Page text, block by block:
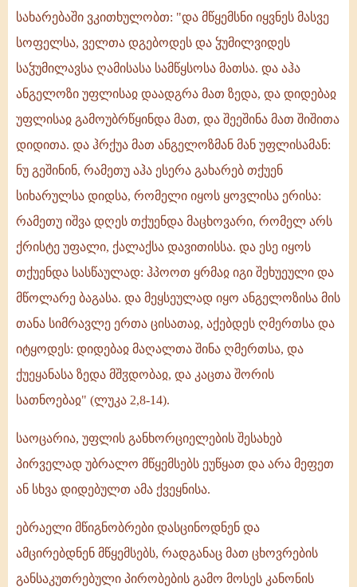
სახარებაში ვკითხულობთ: "და მწყემსნი იყვნეს მასვე
სოფელსა, ველთა დგებოდეს და ჴუმილვიდეს
საჴუმილავსა ღამისასა სამწყსოსა მათსა. და აჰა
ანგელოზი უფლისაჲ დაადგრა მათ ზედა, და დიდებაჲ
უფლისაჲ გამოუბრწყინდა მათ, და შეეშინა მათ შიშითა
დიდითა. და ჰრქუა მათ ანგელოზმან მან უფლისამან:
ნუ გეშინინ, რამეთუ აჰა ესერა გახარებ თქუენ
სიხარულსა დიდსა, რომელი იყოს ყოვლისა ერისა:
რამეთუ იშვა დღეს თქუენდა მაცხოვარი, რომელ არს
ქრისტე უფალი, ქალაქსა დავითისსა. და ესე იყოს
თქუენდა სასწაულად: ჰპოოთ ყრმაჲ იგი შეხუეული და
მწოლარე ბაგასა. და მეყსეულად იყო ანგელოზისა მის
თანა სიმრავლე ერთა ცისათაჲ, აქებდეს ღმერთსა და
იტყოდეს: დიდებაჲ მაღალთა შინა ღმერთსა, და
ქუეყანასა ზედა მშჳდობაჲ, და კაცთა შორის
სათნოებაჲ" (ლუკა 2,8-14).
საოცარია, უფლის განხორციელების შესახებ
პირველად უბრალო მწყემსებს ეუწყათ და არა მეფეთ
ან სხვა დიდებულთ ამა ქვეყნისა.
ებრაელი მწიგნობრები დასცინოდნენ და
ამცირებდნენ მწყემსებს, რადგანაც მათ ცხოვრების
განსაკუთრებული პირობების გამო მოსეს კანონის